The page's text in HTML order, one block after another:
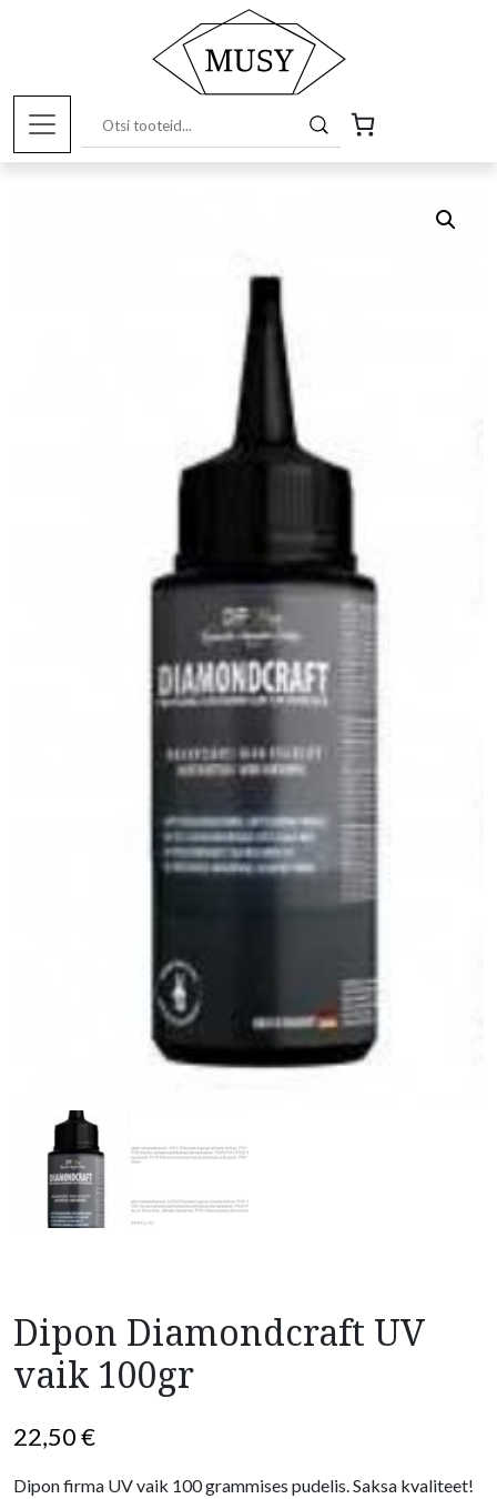
Kunstitarbed e-pood/Vaigud
Diamondcraft UV vaik 100gr
Dipon Diamondcraft UV
vaik 100gr
22,50€
Dipon firma UV vaik 100 grammises pudelis. Saksa kvaliteet!